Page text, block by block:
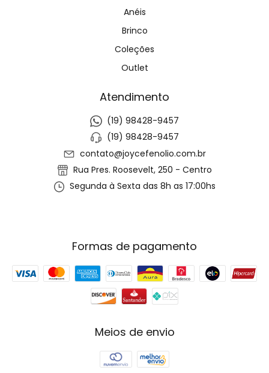
Anéis
Brinco
Coleções
Outlet
Atendimento
(19) 98428-9457
(19) 98428-9457
contato@joycefenolio.com.br
Rua Pres. Roosevelt, 250 - Centro
Segunda à Sexta das 8h as 17:00hs
Formas de pagamento
Meios de envio